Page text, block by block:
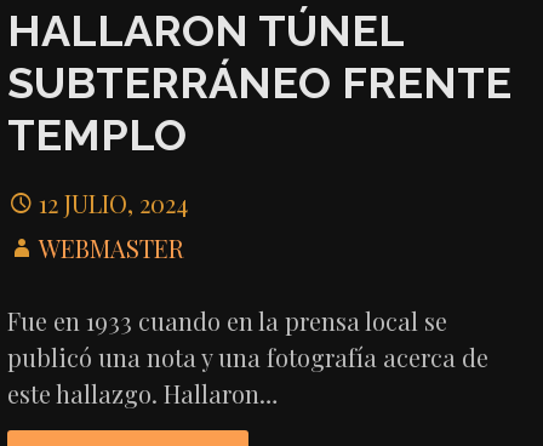
HALLARON TÚNEL
SUBTERRÁNEO FRENTE
TEMPLO
12 JULIO, 2024
WEBMASTER
Fue en 1933 cuando en la prensa local se
publicó una nota y una fotografía acerca de
este hallazgo. Hallaron…